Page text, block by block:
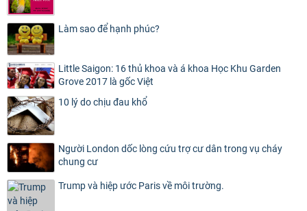
Làm sao để hạnh phúc?
Little Saigon: 16 thủ khoa và á khoa Học Khu Garden
Grove 2017 là gốc Việt
10 lý do chịu đau khổ
Người London dốc lòng cứu trợ cư dân trong vụ cháy
chung cư
Trump và hiệp ước Paris về môi trường.